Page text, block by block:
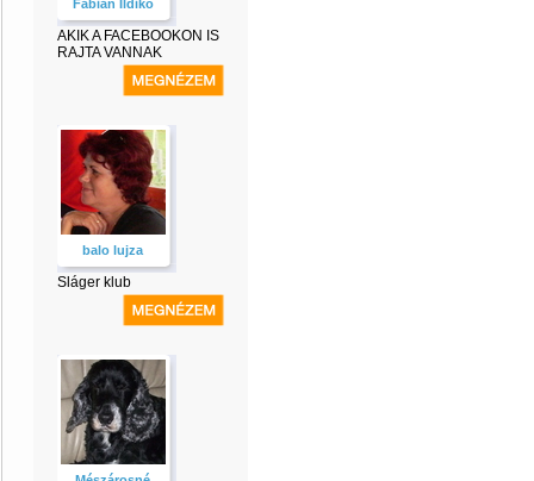
Fábián Ildiko
AKIK A FACEBOOKON IS
RAJTA VANNAK
balo lujza
Sláger klub